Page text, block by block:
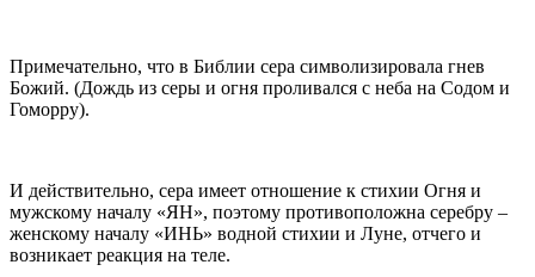
Примечательно, что в Библии сера символизировала гнев
Божий. (Дождь из серы и огня проливался с неба на Содом и
Гоморру).
И действительно, сера имеет отношение к стихии Огня и
мужскому началу «ЯН», поэтому противоположна серебру –
женскому началу «ИНЬ» водной стихии и Луне, отчего и
возникает реакция на теле.